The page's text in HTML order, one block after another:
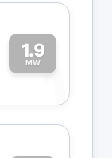
1.9
MW1